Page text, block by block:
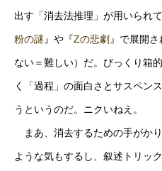
出す「消去法推理」が用いられ
粉の謎 』や『Zの悲劇 』で展開
ない＝難しい）だ。びっくり箱
く「過程」の面白さとサスペン
うというのだ。ニクいねえ。
まあ、消去するための手がか
ような気もするし、叙述トリッ